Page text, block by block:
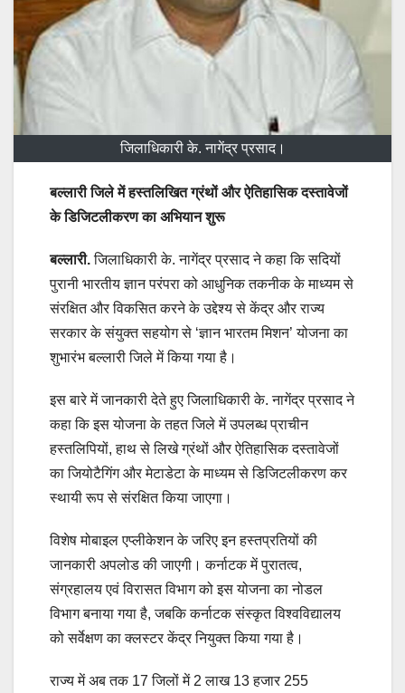
जिलाधिकारी के. नागेंद्र प्रसाद।
बल्लारी जिले में हस्तलिखित ग्रंथों और ऐतिहासिक दस्तावेजों
के डिजिटलीकरण का अभियान शुरू
बल्लारी.जिलाधिकारी के. नागेंद्र प्रसाद ने कहा कि सदियों
पुरानी भारतीय ज्ञान परंपरा को आधुनिक तकनीक के माध्यम से
संरक्षित और विकसित करने के उद्देश्य से केंद्र और राज्य
सरकार के संयुक्त सहयोग से ‘ज्ञान भारतम मिशन’ योजना का
शुभारंभ बल्लारी जिले में किया गया है।
इस बारे में जानकारी देते हुए जिलाधिकारी के. नागेंद्र प्रसाद ने
कहा कि इस योजना के तहत जिले में उपलब्ध प्राचीन
हस्तलिपियों, हाथ से लिखे ग्रंथों और ऐतिहासिक दस्तावेजों
का जियोटैगिंग और मेटाडेटा के माध्यम से डिजिटलीकरण कर
स्थायी रूप से संरक्षित किया जाएगा।
विशेष मोबाइल एप्लीकेशन के जरिए इन हस्तप्रतियों की
जानकारी अपलोड की जाएगी। कर्नाटक में पुरातत्व,
संग्रहालय एवं विरासत विभाग को इस योजना का नोडल
विभाग बनाया गया है, जबकि कर्नाटक संस्कृत विश्वविद्यालय
को सर्वेक्षण का क्लस्टर केंद्र नियुक्त किया गया है।
राज्य में अब तक 17 जिलों में 2 लाख 13 हजार 255